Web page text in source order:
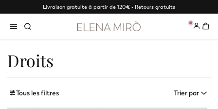
Livraison gratuite à partir de 120€ - Retours gratuits
0
Droits
Tous les filtres Trier par